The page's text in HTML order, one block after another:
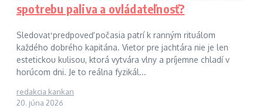
spotrebu paliva a ovládateľnosť?
Sledovať predpoveď počasia patrí k ranným rituálom
každého dobrého kapitána. Vietor pre jachtára nie je len
estetickou kulisou, ktorá vytvára vlny a príjemne chladí v
horúcom dni. Je to reálna fyzikál...
redakcia kankan
20. júna 2026